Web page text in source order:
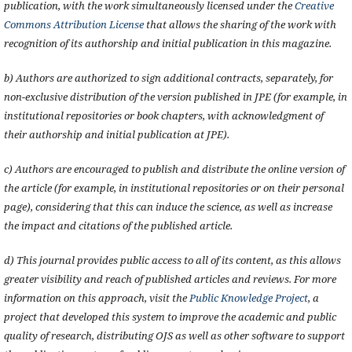
publication, with the work simultaneously licensed under theCreative
Commons Attribution Licensethat allows the sharing of the work with
recognition of its authorship and initial publication in this magazine.
b) Authors are authorized to sign additional contracts, separately, for
non-exclusive distribution of the version published in JPE (for example, in
institutional repositories or book chapters, with acknowledgment of
their authorship and initial publication at JPE).
c) Authors are encouraged to publish and distribute the online version of
the article (for example, in institutional repositories or on their personal
page), considering that this can induce the science, as well as increase
the impact and citations of the published article.
d) This journal provides public access to all of its content, as this allows
greater visibility and reach of published articles and reviews. For more
information on this approach, visit thePublic Knowledge Project, a
project that developed this system to improve the academic and public
quality of research, distributing OJS as well as other software to support